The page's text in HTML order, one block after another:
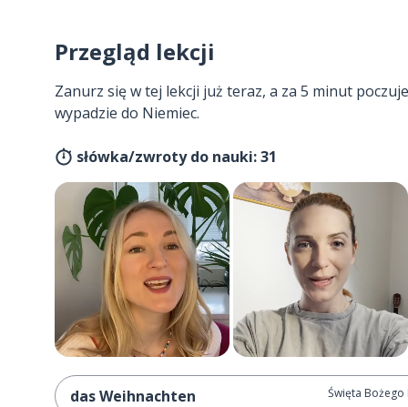
Przegląd lekcji
Zanurz się w tej lekcji już teraz, a za 5 minut
wypadzie do Niemiec.
słówka/zwroty do nauki: 31
das Weihnachten Święta